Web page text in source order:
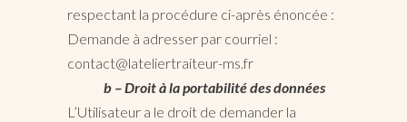
respectant la procédure ci-après énoncée :
Demande à adresser par courriel :
contact@lateliertraiteur-ms.fr
b – Droit à la portabilité des données
L’Utilisateur a le droit de demander la